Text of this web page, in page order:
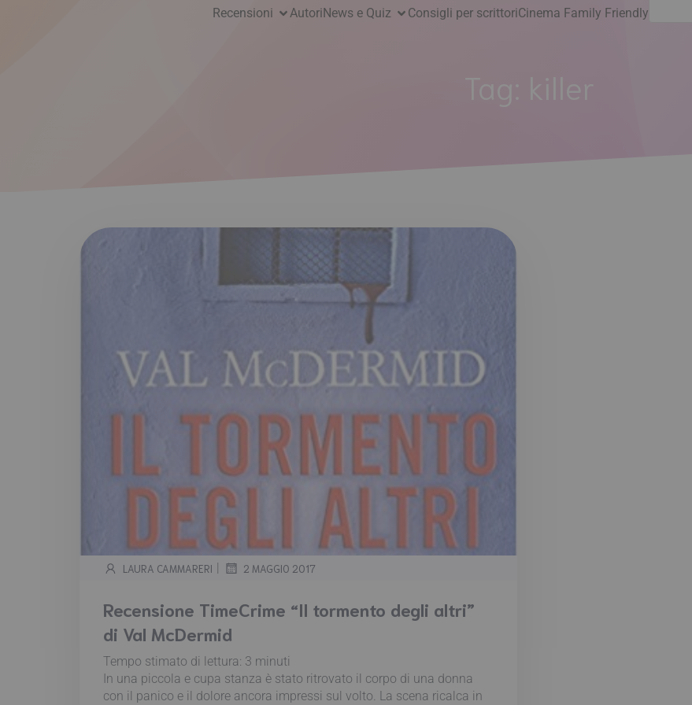
Recensioni AutoriNews e Quiz Consigli per scrittoriCinema Family Friendlyper:
LAURA CAMMARERI | 2 MAGGIO 2017
Recensione TimeCrime “Il tormento degli altri”
di Val McDermid
Tempo stimato di lettura: 3 minuti
In una piccola e cupa stanza è stato ritrovato il corpo di una donna
con il panico e il dolore ancora impressi sul volto. La scena ricalca in